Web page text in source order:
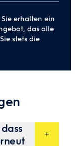
erhalten ein
das alle
stets die